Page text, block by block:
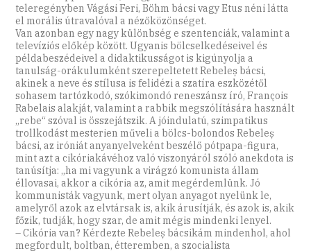
teleregényben Vágási Feri, Böhm bácsi vagy Etus néni látta
el morális útravalóval a nézőközönséget.
Van azonban egy nagy különbség e szentenciák, valamint a
televíziós előkép között. Ugyanis bölcselkedéseivel és
példabeszédeivel a didaktikusságot is kigúnyolja a
tanulság-orákulumként szerepeltetett Rebeleș bácsi,
akinek a neve és stílusa is felidézi a szatíra eszközétől
sohasem tartózkodó, szókimondó reneszánsz író, François
Rabelais alakját, valamint a rabbik megszólítására használt
„rebe“ szóval is összejátszik. A jóindulatú, szimpatikus
trollkodást mesterien műveli a bölcs-bolondos Rebeleș
bácsi, az iróniát anyanyelveként beszélő pótpapa-figura,
mint azt a cikóriakávéhoz való viszonyáról szóló anekdota is
tanúsítja: „ha mi vagyunk a virágzó komunista állam
éllovasai, akkor a cikória az, amit megérdemlünk. Jó
kommunisták vagyunk, mert olyan anyagot nyelünk le,
amelyről azok az elvtársak is, akik árusítják, és azok is, akik
főzik, tudják, hogy szar, de amit mégis mindenki lenyel.
– Cikória van? Kérdezte Rebeleș bácsikám mindenhol, ahol
megfordult, boltban, étteremben, a szocialista